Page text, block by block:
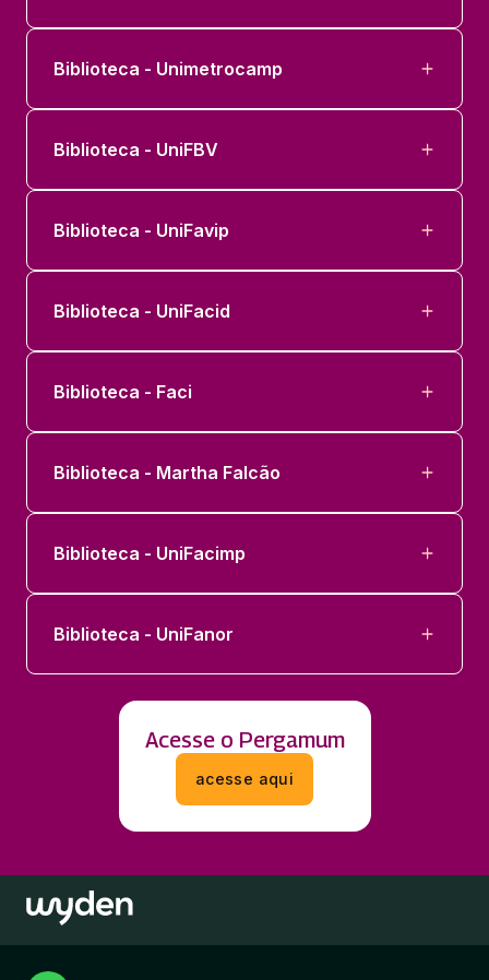
Biblioteca - Unimetrocamp
Biblioteca - UniFBV
Biblioteca - UniFavip
Biblioteca - UniFacid
Biblioteca - Faci
Biblioteca - Martha Falcão
Biblioteca - UniFacimp
Biblioteca - UniFanor
Acesse o Pergamum
acesse aqui